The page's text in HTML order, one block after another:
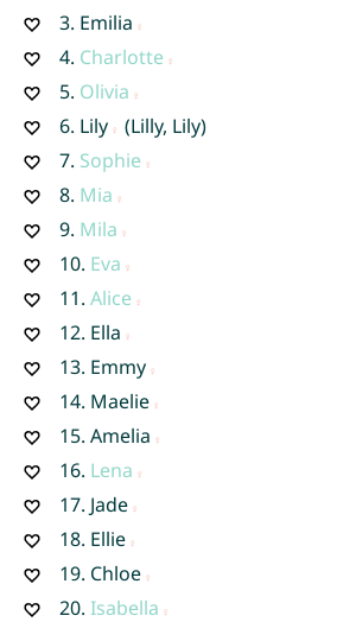
3. Emilia
4. Charlotte
5. Olivia
6. Lily
(Lilly, Lily)
7. Sophie
8. Mia
9. Mila
10. Eva
11. Alice
12. Ella
13. Emmy
14. Maelie
15. Amelia
16. Lena
17. Jade
18. Ellie
19. Chloe
20. Isabella